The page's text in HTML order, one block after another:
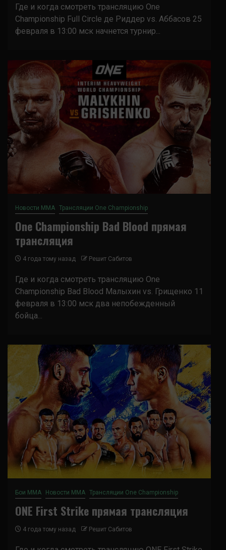
Где и когда смотреть трансляцию One
Championship Full Circle де Риддер vs. Аббасов 25
февраля в 13:00 мск начнется турнир...
Новости ММА Трансляции One Championship
One Championship Bad Blood прямая
трансляция
4 года тому назад Решит Сабитов
Где и когда смотреть трансляцию One
Championship Bad Blood Малыхин vs. Грищенко 11
февраля в 13:00 мск два непобежденный
бойца...
Бои ММА Новости ММА Трансляции One Championship
ONE First Strike прямая трансляция
4 года тому назад Решит Сабитов